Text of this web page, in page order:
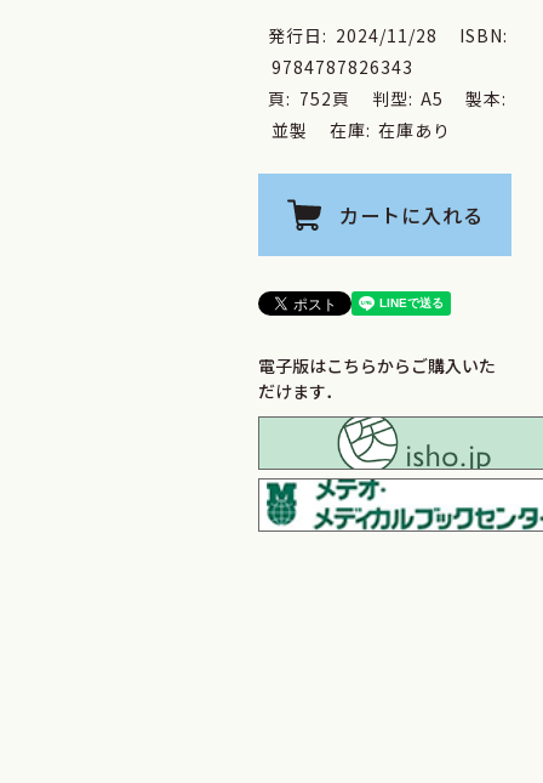
発行日: 2024/11/28
ISBN:
9784787826343
頁: 752頁 判型: A5
製本:
並製
在庫: 在庫あり
カートに入れる
電子版はこちらからご購入いた
だけます．